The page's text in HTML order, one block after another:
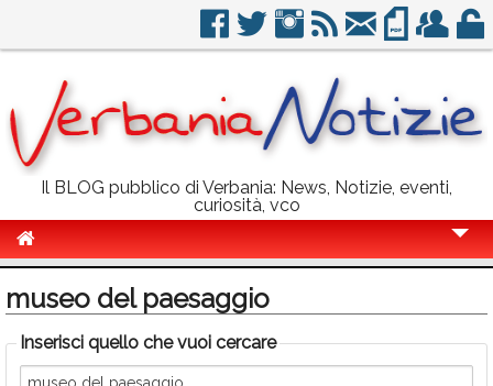
Il BLOG pubblico di Verbania: News, Notizie, eventi,
curiosità, vco
Politica
Sport
museo del paesaggio
Inserisci quello che vuoi cercare